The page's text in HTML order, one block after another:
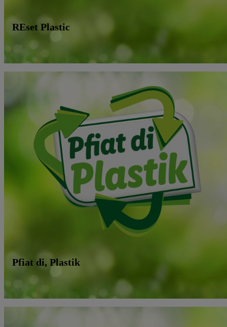
REset Plastic
Pfiat di, Plastik